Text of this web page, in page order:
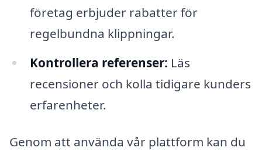
företag erbjuder rabatter för
regelbundna klippningar.
Kontrollera referenser: Läs
recensioner och kolla tidigare kunders
erfarenheter.
Genom att använda vår plattform kan du